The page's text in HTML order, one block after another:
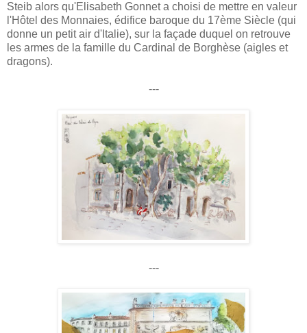
Steib alors qu'Elisabeth Gonnet a choisi de mettre en valeur
l'Hôtel des Monnaies, édifice baroque du 17ème Siècle (qui
donne un petit air d'Italie), sur la façade duquel on retrouve
les armes de la famille du Cardinal de Borghèse (aigles et
dragons).
---
---